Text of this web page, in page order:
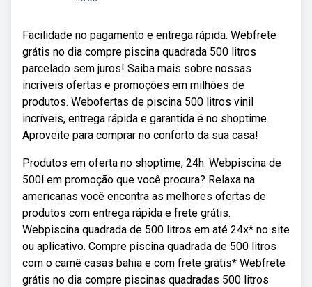
Facilidade no pagamento e entrega rápida. Webfrete
grátis no dia compre piscina quadrada 500 litros
parcelado sem juros! Saiba mais sobre nossas
incríveis ofertas e promoções em milhões de
produtos. Webofertas de piscina 500 litros vinil
incríveis, entrega rápida e garantida é no shoptime.
Aproveite para comprar no conforto da sua casa!
Produtos em oferta no shoptime, 24h. Webpiscina de
500l em promoção que você procura? Relaxa na
americanas você encontra as melhores ofertas de
produtos com entrega rápida e frete grátis.
Webpiscina quadrada de 500 litros em até 24x* no site
ou aplicativo. Compre piscina quadrada de 500 litros
com o carnê casas bahia e com frete grátis* Webfrete
grátis no dia compre piscinas quadradas 500 litros